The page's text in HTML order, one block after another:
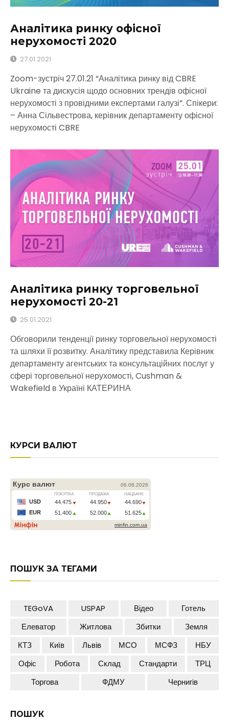
Аналітика ринку офісної
нерухомості 2020
27.01.2021
Zoom-зустріч 27.01.21 “Аналітика ринку від CBRE
Ukraine та дискусія щодо основних трендів офісної
нерухомості з провідними експертами галузі”. Спікери:
– Анна Сільвестрова, керівник департаменту офісної
нерухомості CBRE
Аналітика ринку торговельної
нерухомості 20-21
25.01.2021
Обговорили тенденції ринку торговельної нерухомості
та шляхи її розвитку. Аналітику представила Керівник
департаменту агентських та консультаційних послуг у
сфері торговельної нерухомості, Cushman &
Wakefield в Україні КАТЕРИНА
КУРСИ ВАЛЮТ
ПОШУК ЗА ТЕГАМИ
TEGoVA USPAP Відео
Готель
Елеватор
Житлова Збитки
Земля
КТЗ
Київ Львів МСО МСФЗ
НБУ
Офіс
Робота Склад Стандарти
ТРЦ
Торгова
ФДМУ Чернигів
ПОШУК